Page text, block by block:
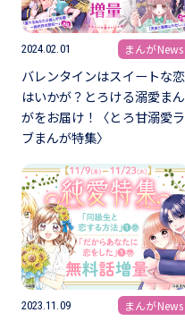
2024.02.01 まんがNews
バレンタインはスイートな恋
はいかが？とろける溺愛まん
がをお届け！〈とろ甘溺愛ラ
ブまんが特集〉
2023.11.09 まんがNews